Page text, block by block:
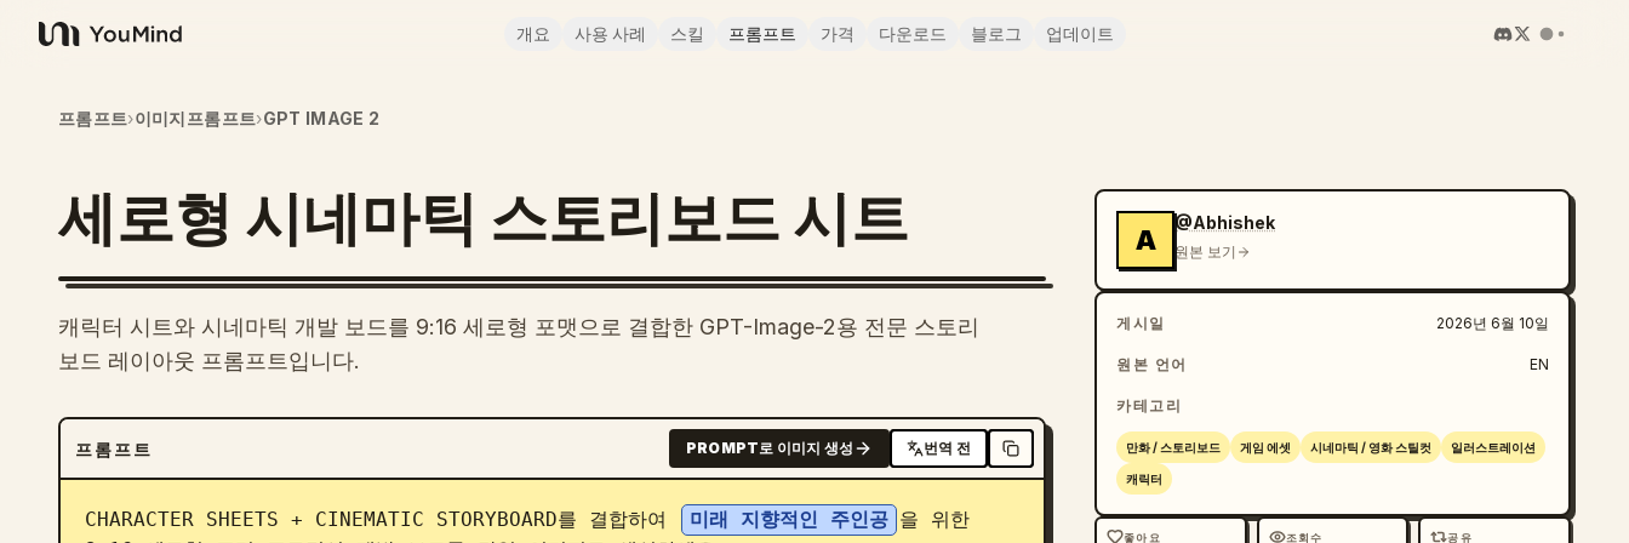
YouMind
개요 사용 사례 스킬 프롬프트 가격 다운로드 블로그 업데이트
프롬프트›이미지프롬프트›GPT IMAGE 2
세로형 시네마틱 스토리보드 시트
캐릭터 시트와 시네마틱 개발 보드를 9:16 세로형 포맷으로 결합한 GPT-Image-2용 전문 스토리
보드 레이아웃 프롬프트입니다.
프롬프트 PROMPT로 이미지 생성 번역 전
CHARACTER SHEETS + CINEMATIC STORYBOARD를 결합하여 미래 지향적인 주인공 을 위한
A
@Abhishek
원본 보기
게시일 2026년 6월 10일
원본 언어 EN
카테고리
만화 / 스토리보드 게임 에셋 시네마틱 / 영화 스틸컷 일러스트레이션
캐릭터
좋아요 조회수 공유